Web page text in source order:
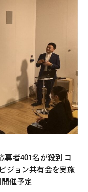
募者401名が殺到 コ
ジョン共有会を実施
催予定